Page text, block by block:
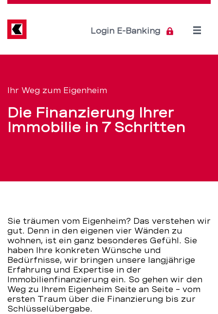
in
7
Schritten
BEKB
Direkt
Inhalt
Login E-Banking
Open
Ihr Weg zum Eigenheim
Die Finanzierung Ihrer
Immobilie in 7 Schritten
Sie träumen vom Eigenheim? Das verstehen wir
gut. Denn in den eigenen vier Wänden zu
wohnen, ist ein ganz besonderes Gefühl. Sie
haben Ihre konkreten Wünsche und
Bedürfnisse, wir bringen unsere langjährige
Erfahrung und Expertise in der
Immobilienfinanzierung ein. So gehen wir den
Weg zu Ihrem Eigenheim Seite an Seite – vom
ersten Traum über die Finanzierung bis zur
Schlüsselübergabe.